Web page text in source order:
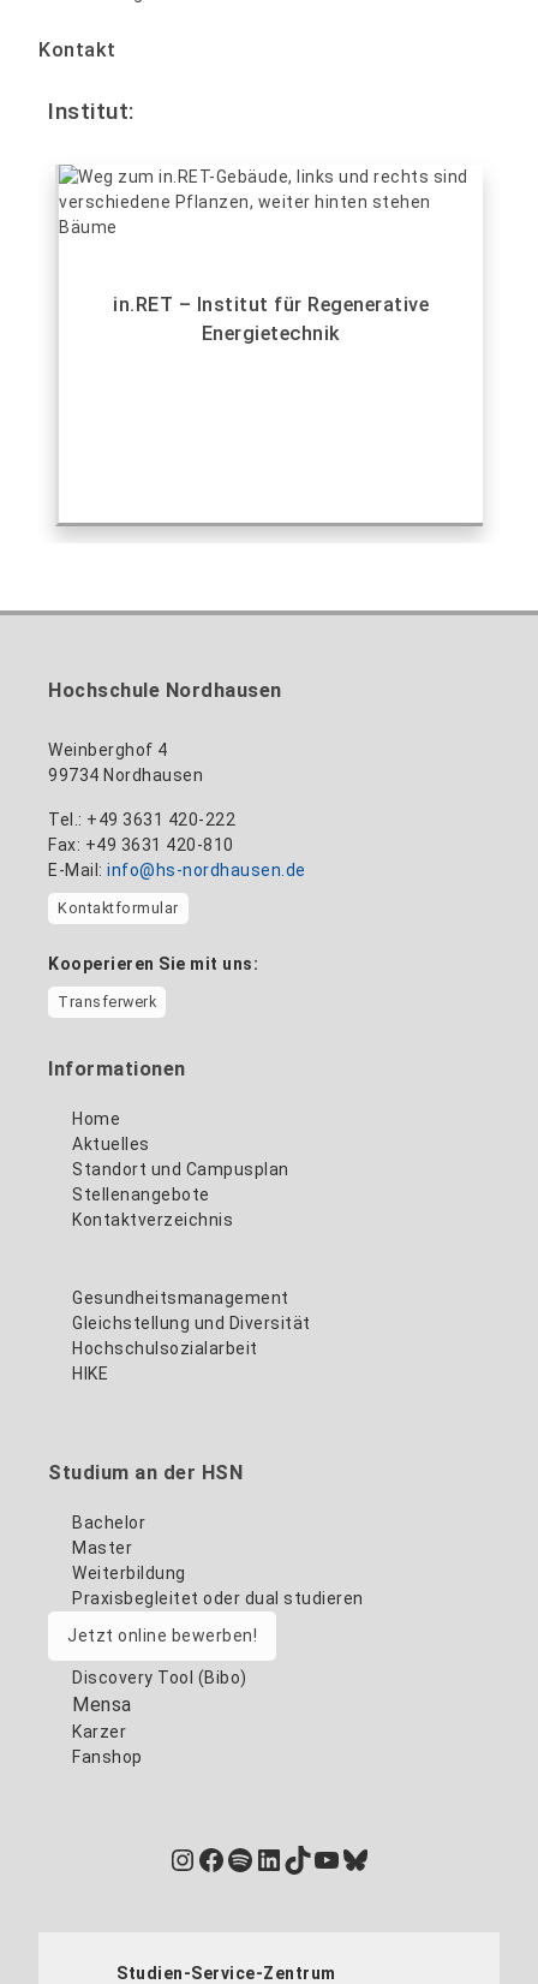
Kontakt
Institut:
in.RET – Institut für Regenerative
Energietechnik
Hochschule Nordhausen
Weinberghof 4
99734 Nordhausen
Tel.: +49 3631 420-222
Fax: +49 3631 420-810
E-Mail: info@hs-nordhausen.de
Kontaktformular
Kooperieren Sie mit uns:
Transferwerk
Informationen
Home
Aktuelles
Standort und Campusplan
Stellenangebote
Kontaktverzeichnis
Gesundheitsmanagement
Gleichstellung und Diversität
Hochschulsozialarbeit
HIKE
Studium an der HSN
Bachelor
Master
Weiterbildung
Praxisbegleitet oder dual studieren
Jetzt online bewerben!
Discovery Tool (Bibo)
Mensa
Karzer
Fanshop
InstagramFacebook Spotify LinkedIn TikTok YouTube Bluesky
Studien-Service-Zentrum